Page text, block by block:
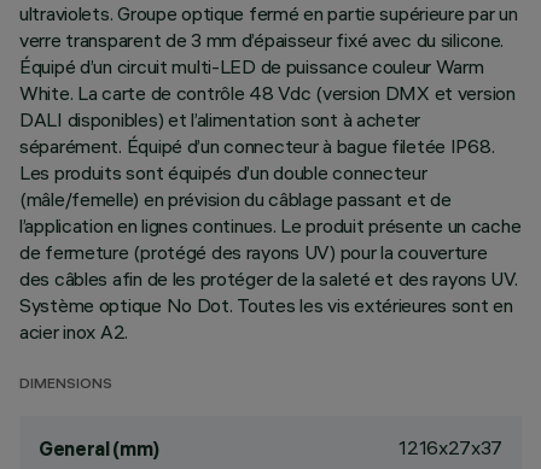
ultraviolets. Groupe optique fermé en partie supérieure par un
verre transparent de 3 mm d’épaisseur fixé avec du silicone.
Équipé d’un circuit multi-LED de puissance couleur Warm
White. La carte de contrôle 48 Vdc (version DMX et version
DALI disponibles) et l’alimentation sont à acheter
séparément. Équipé d’un connecteur à bague filetée IP68.
Les produits sont équipés d’un double connecteur
(mâle/femelle) en prévision du câblage passant et de
l’application en lignes continues. Le produit présente un cache
de fermeture (protégé des rayons UV) pour la couverture
des câbles afin de les protéger de la saleté et des rayons UV.
Système optique No Dot. Toutes les vis extérieures sont en
acier inox A2.
DIMENSIONS
General (mm) 1216x27x37